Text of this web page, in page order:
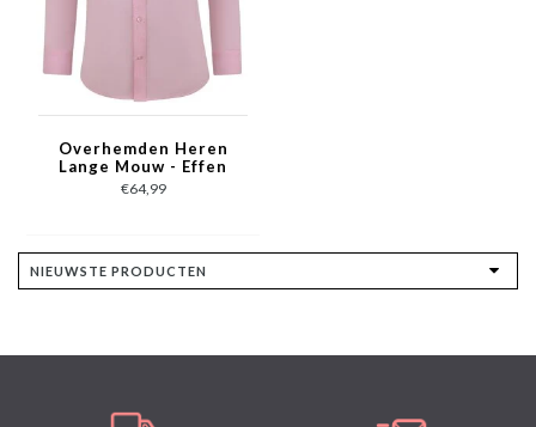
Overhemden Heren
Lange Mouw - Effen
Blouse Slim Fit - Roze
€64,99